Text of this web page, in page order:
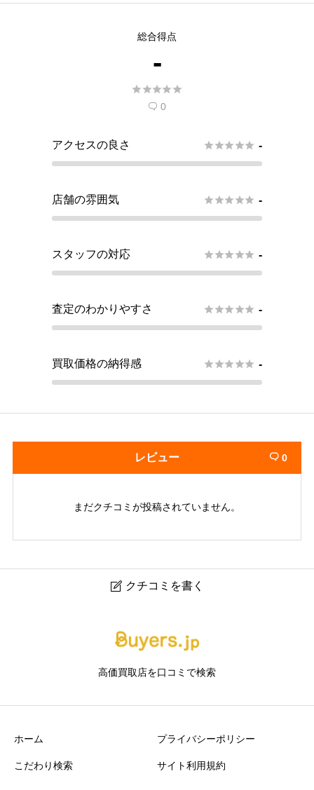
トする
人 がこの店舗での査定受付開始を希
望しています。
総合得点
-

 0
アクセスの良さ  -
店舗の雰囲気  -
スタッフの対応  -
査定のわかりやすさ  -
買取価格の納得感  -
レビュー  0
まだクチコミが投稿されていません。
 クチコミを書く
買取専門店
高価買取店を口コミで検索
ホーム
こだわり検索
プライバシーポリシー
サイト利用規約